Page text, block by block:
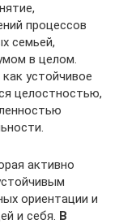
процессов
семьей,
в целом.
устойчивое
целостностью,
активно
ориентации и
и себя. В